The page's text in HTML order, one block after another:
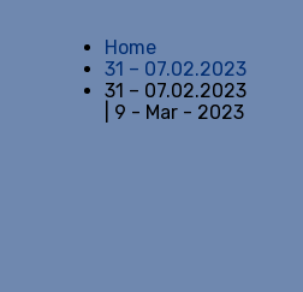
Home
31 – 07.02.2023
31 – 07.02.2023
| 9 - Mar - 2023